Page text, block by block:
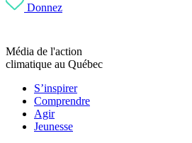
Donnez
Média de l'action
climatique au Québec
S’inspirer
Comprendre
Agir
Jeunesse